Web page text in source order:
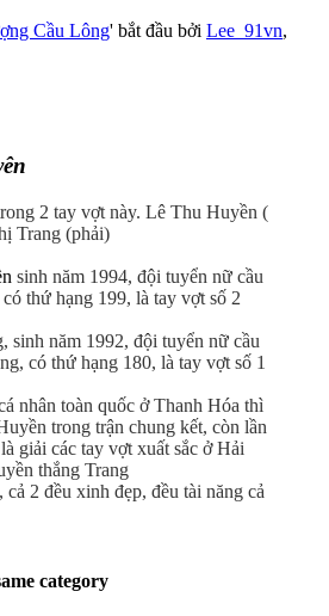
Cầu Lông' bắt đầu bởi Lee_91vn,
2 tay vợt này. Lê Thu Huyền (
Trang (phải)
sinh năm 1994, đội tuyển nữ cầu
thứ hạng 199, là tay vợt số 2
sinh năm 1992, đội tuyển nữ cầu
có thứ hạng 180, là tay vợt số 1
nhân toàn quốc ở Thanh Hóa thì
trong trận chung kết, còn lần
giải các tay vợt xuất sắc ở Hải
thắng Trang
2 đều xinh đẹp, đều tài năng cả
category